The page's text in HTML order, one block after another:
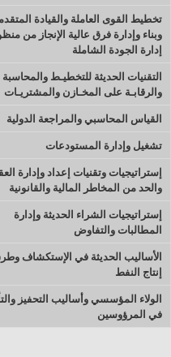
تخطيط القوى العاملة والقيادة
وبناء وإدارة فرق عالية الإنجاز من
إدارة الجودة الشاملة
التقنيات الحديثة للتخطيـط والمحاسبة
والرقابـة على المخـازن والمشتريـات
القياس المحاسبي والمراجعة الدولية
تشغيل وإدارة المستودعات
إستراتيجيات وتقنيات إعداد وإدارة
والحد من المخاطر المالية والقانونية
إستراتيجيات الشراء الحديثة وإدارة
المطالبات والتفاوض
الأساليب الحديثة في الإستكشاف
إنتاج النفط
الولاء المؤسسي وأساليب التحفيز
في المرؤوسين